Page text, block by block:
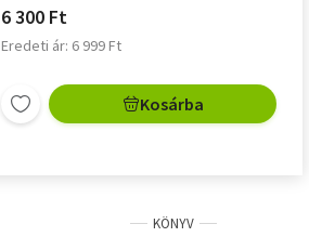
6 300 Ft
Eredeti ár: 6 999 Ft
Kosárba
KÖNYV